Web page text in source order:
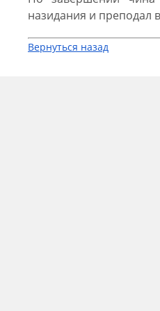
назидания и преподал
Вернуться назад